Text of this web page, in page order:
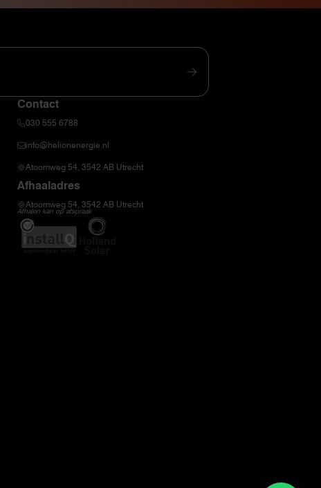
Contact
030 555 6788
info@helionenergie.nl
Atoomweg 54, 3542 AB Utrecht
Afhaaladres
Atoomweg 54, 3542 AB Utrecht
Afhalen kan op afspraak